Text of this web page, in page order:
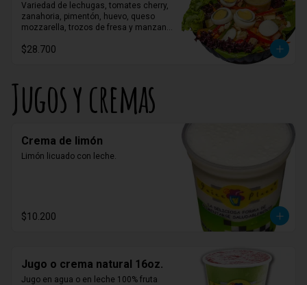
Variedad de lechugas, tomates cherry,
zanahoria, pimentón, huevo, queso
mozzarella, trozos de fresa y manzana,
albahaca.
$28.700
Jugos y cremas
Crema de limón
Limón licuado con leche.
$10.200
Jugo o crema natural 16oz.
Jugo en agua o en leche 100% fruta